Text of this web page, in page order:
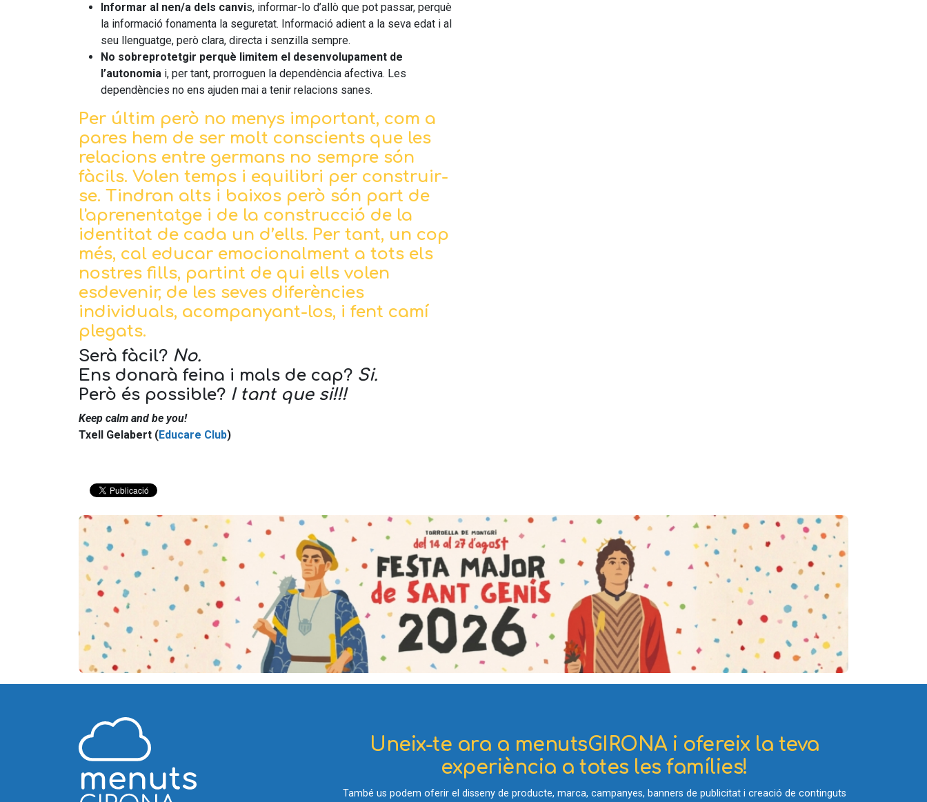
Informar al nen/a dels canvis, informar-lo d’allò que pot passar, perquè
la informació fonamenta la seguretat. Informació adient a la seva edat i al
seu llenguatge, però clara, directa i senzilla sempre.
No sobreprotetgir perquè limitem el desenvolupament de
l’autonomia i, per tant, prorroguen la dependència afectiva. Les
dependències no ens ajuden mai a tenir relacions sanes.
Per últim però no menys important, com a
pares hem de ser molt conscients que les
relacions entre germans no sempre són
fàcils. Volen temps i equilibri per construir-
se. Tindran alts i baixos però són part de
l'aprenentatge i de la construcció de la
identitat de cada un d’ells. Per tant, un cop
més, cal educar emocionalment a tots els
nostres fills, partint de qui ells volen
esdevenir, de les seves diferències
individuals, acompanyant-los, i fent camí
plegats.
Serà fàcil? No.
Ens donarà feina i mals de cap? Si.
Però és possible? I tant que si!!!
Keep calm and be you!
Txell Gelabert (Educare Club)
Uneix-te ara a menutsGIRONA i ofereix la teva
experiència a totes les famílies!
També us podem oferir el disseny de producte, marca, campanyes, banners de publicitat i creació de continguts